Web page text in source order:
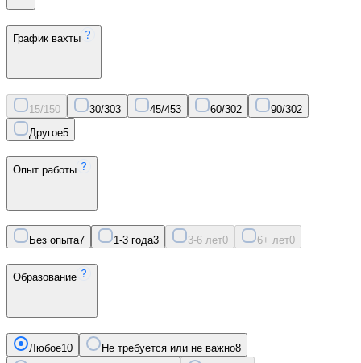
График вахты
15/150 30/303 45/453 60/302 90/302
Другое5
Опыт работы
Без опыта7 1-3 года3 3-6 лет0 6+ лет0
Образование
Любое10 Не требуется или не важно8